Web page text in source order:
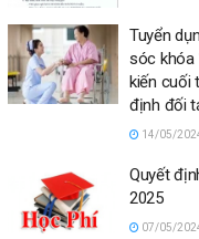
Tuyển
sóc khóa
kiến cuối
định đối
14/05/
Quyết
2025
07/05/